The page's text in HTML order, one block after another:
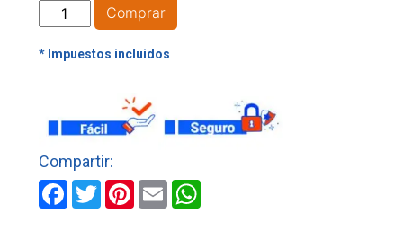
CANCAMO
ESCUADRA
DE
DORADO
cantidad
Comprar
Facebook
TwitterPinterest
EmailWhatsApp